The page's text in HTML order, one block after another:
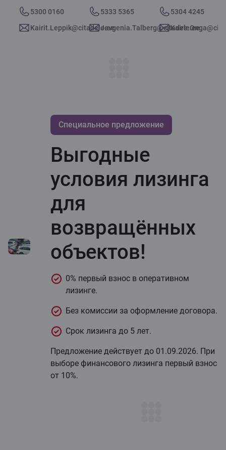
5300 0160
Kairit.Leppik@citadele.ee
5333 5365
Jevgenia.Talberg@citadele.ee
5304 4245
Cпециальное предложение
Выгодные
условия лизинга
для
возвращённых
объектов!
0% первый взнос в оперативном
лизинге.
Без комиссии за оформление договора.
Срок лизинга до 5 лет.
Предложение действует до 01.09.2026. При
выборе финансового лизинга первый взнос
от 10%.